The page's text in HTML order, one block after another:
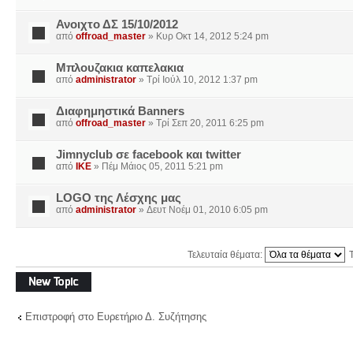
Ανοιχτο ΔΣ 15/10/2012
από offroad_master » Κυρ Οκτ 14, 2012 5:24 pm
Μπλουζακια καπελακια
από administrator » Τρί Ιούλ 10, 2012 1:37 pm
Διαφημηστικά Banners
από offroad_master » Τρί Σεπ 20, 2011 6:25 pm
Jimnyclub σε facebook και twitter
από IKE » Πέμ Μάιος 05, 2011 5:21 pm
LOGO της Λέσχης μας
από administrator » Δευτ Νοέμ 01, 2010 6:05 pm
Τελευταία θέματα:
Δημιουργία νέου
θέματος
Επιστροφή στο Ευρετήριο Δ. Συζήτησης